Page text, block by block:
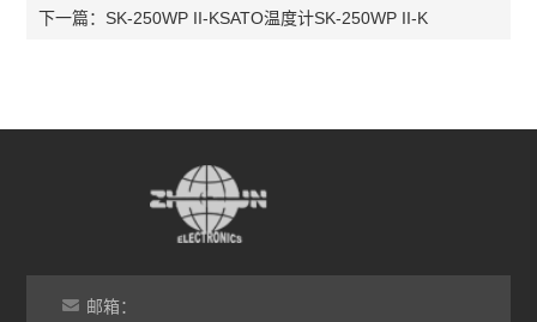
下一篇： SK-250WP II-KSATO温度计SK-250WP II-K
邮箱：